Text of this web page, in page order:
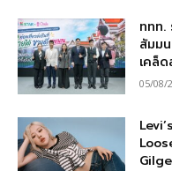
ททท.
สัมม
เคล็
05/08/